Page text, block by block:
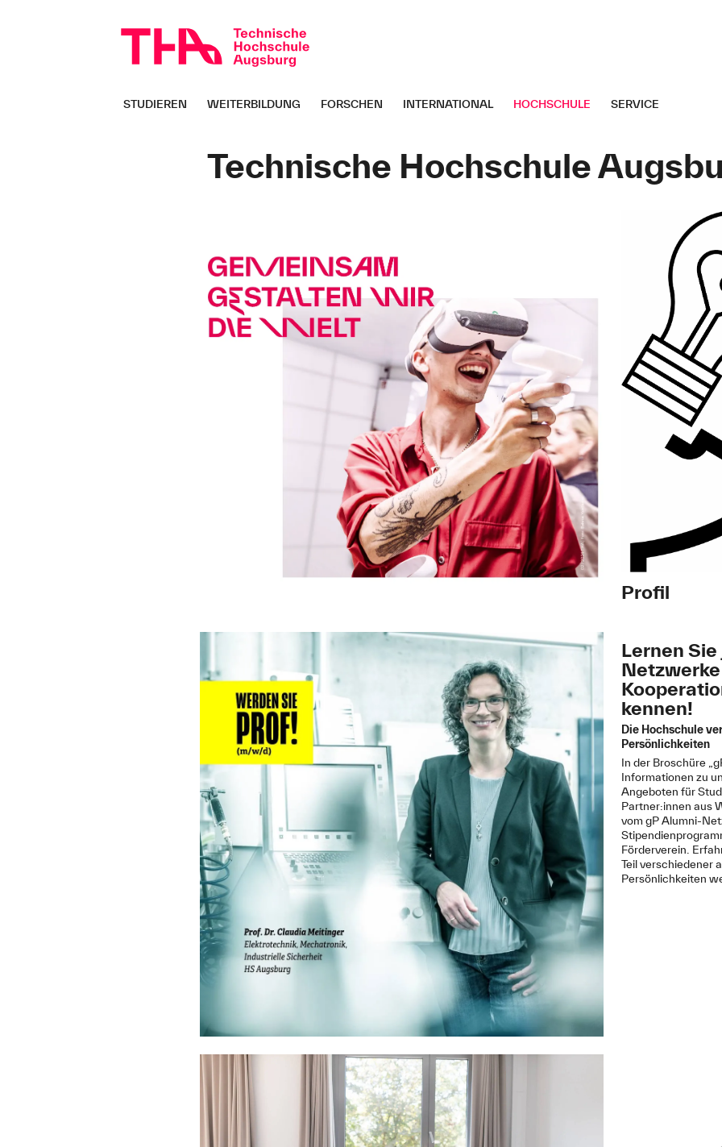
überspringen
STUDIEREN WEITERBILDUNG FORSCHEN INTERNATIONAL HOCHSCHULE SERVICE
Technische Hochschule
Profil
Lernen
kennen!
Die Hochschule
Persönlichkeiten
In der Broschüre
Informationen zu
Angeboten für
Partner:innen aus
vom gP Alumni-
Förderverein.
Teil verschiedener
Persönlichkeiten